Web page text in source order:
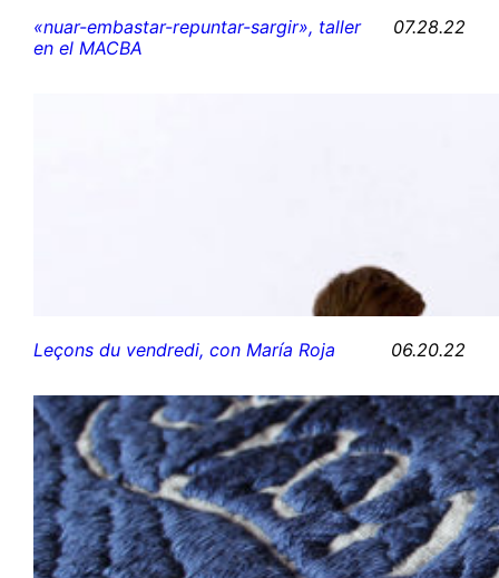
«nuar-embastar-repuntar-sargir», taller
en el MACBA
07.28.22
Leçons du vendredi, con María Roja 06.20.22